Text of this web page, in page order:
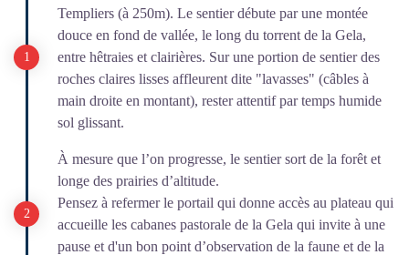
Templiers (à 250m). Le sentier débute par une montée
douce en fond de vallée, le long du torrent de la Gela,
entre hêtraies et clairières. Sur une portion de sentier des
roches claires lisses affleurent dite "lavasses" (câbles à
main droite en montant), rester attentif par temps humide
sol glissant.
À mesure que l’on progresse, le sentier sort de la forêt et
longe des prairies d’altitude.
Pensez à refermer le portail qui donne accès au plateau qui
accueille les cabanes pastorale de la Gela qui invite à une
pause et d'un bon point d’observation de la faune et de la